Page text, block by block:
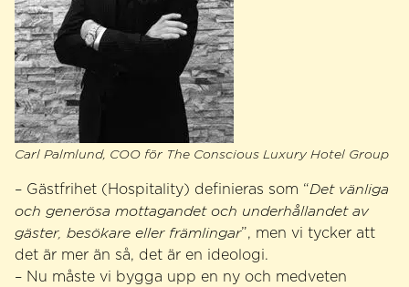
Carl Palmlund, COO för The Conscious Luxury Hotel Group
– Gästfrihet (Hospitality) definieras som “Det vänliga
och generösa mottagandet och underhållandet av
gäster, besökare eller främlingar”, men vi tycker att
det är mer än så, det är en ideologi.
– Nu måste vi bygga upp en ny och medveten